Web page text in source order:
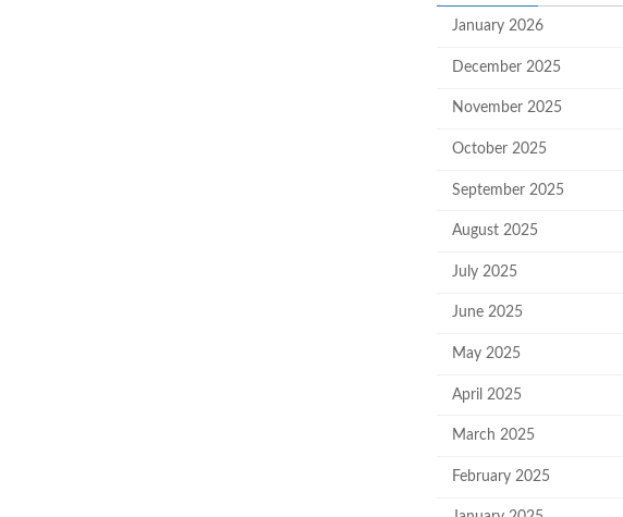
January 2026
December 2025
November 2025
October 2025
September 2025
August 2025
July 2025
June 2025
May 2025
April 2025
March 2025
February 2025